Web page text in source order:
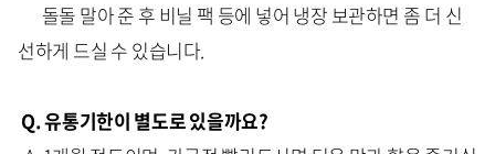
돌돌 말아 준 후 비닐 팩 등에 넣어 냉장 보관하면 좀 더 신
선하게 드실 수 있습니다.
Q. 유통기한이 별도로 있을까요?